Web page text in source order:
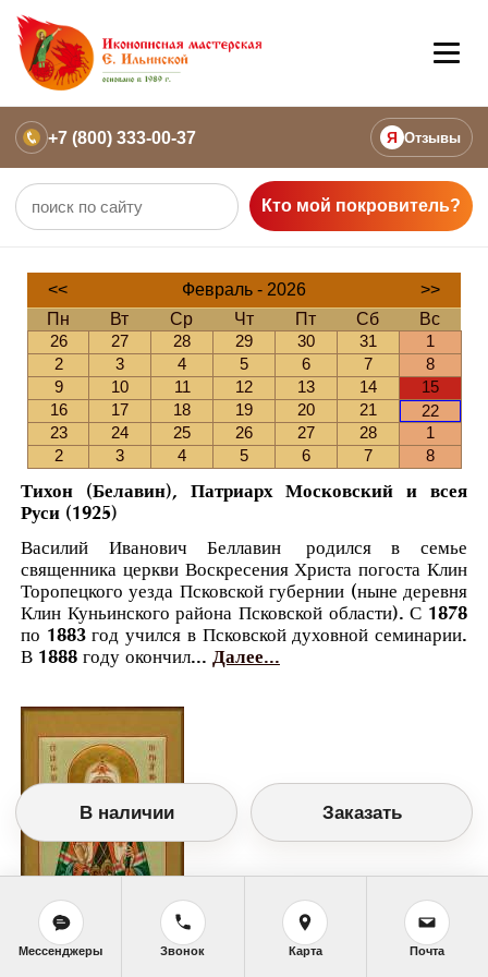
+7 (800) 333-00-37 Я Отзывы
Кто мой покровитель?
<< Февраль - 2026
>>
Пн
Вт Ср Чт Пт Сб
Вс
26
27 28 29 30 31
1
2
3 4 5 6 7
8
9
10 11 12 13 14
15
16
17 18 19 20 21
22
23
24 25 26 27 28
1
2
3 4 5 6 7 8
Тихон (Белавин), Патриарх Московский и всея
Руси (1925)
Василий Иванович Беллавин родился в семье
священника церкви Воскресения Христа погоста Клин
Торопецкого уезда Псковской губернии (ныне деревня
Клин Куньинского района Псковской области). С 1878
по 1883 год учился в Псковской духовной семинарии.
В 1888 году окончил... Далее...
В наличии Заказать
Мессенджеры Звонок Карта Почта